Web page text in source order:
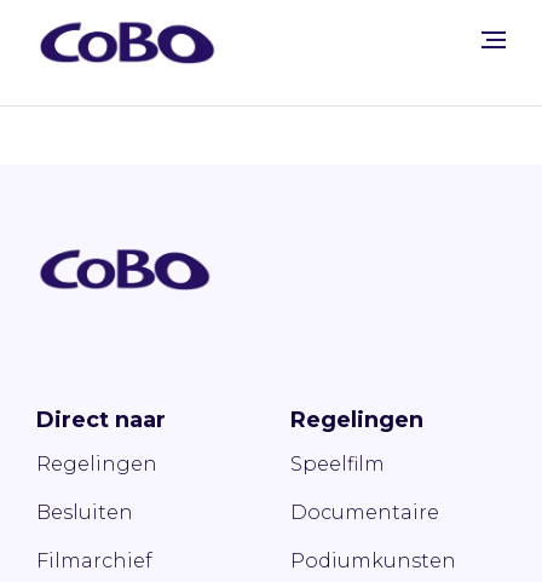
Direct naar
Regelingen
Besluiten
Filmarchief
Regelingen
Speelfilm
Documentaire
Podiumkunsten